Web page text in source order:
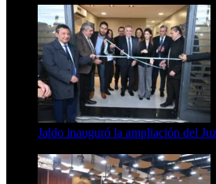
Jaldo inauguró la ampliación del